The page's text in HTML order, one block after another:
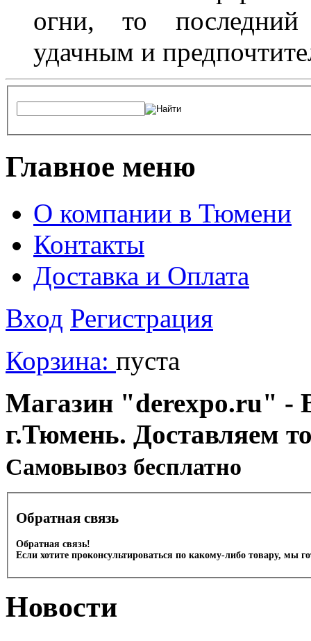
огни, то последний
удачным и
Главное меню
О компании в Тюмени
Контакты
Доставка и Оплата
Вход Регистрация
Корзина: пуста
Магазин "derexpo.ru" -
г.Тюмень. Доставляем
Cамовывоз бесплатно
Обратная связь
Обратная связь!
Если хотите проконсультироваться по какому-либо товару, мы
Новости